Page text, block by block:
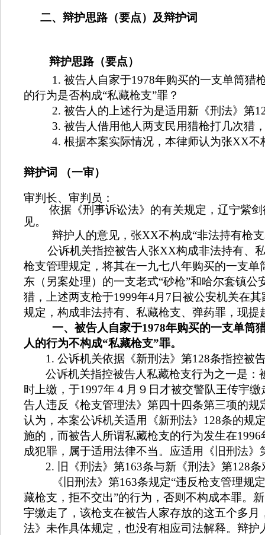
二、辩护思路（要点）及辩护词
辩护思路（要点）
1. 被告人自家于1978年购买的一支单筒猎
的行为是否构成“私藏枪支”罪？
2. 被告人的上述行为是适用新《刑法》 第
3. 被告人借用他人两支民用猎枪打几次猎
4. 根据本案实际情况，本律师认为张XX不
辩护词 （一审）
审判长、审判员：
依据《刑事诉讼法》的有关规定，辽宁紫
见。
辩护人的意见，张XX不构成“非法持有枪
公诉机关指控被告人张XX构成非法持有、
枪支管理规定，将其在一九七八年购买的一支单
东（另案处理）的一支老式“砂枪”和哈尔套镇
猎，上述两支枪于1999年4月 7 日被公安机关在
规定，构成非法持有、私藏枪支、弹药罪，现提
一、被告人自家于1978年购买的一支单筒
人的行为不构成“私藏枪支”罪。
1.公诉机关依据《新刑法》第128条指控被
公诉机关指控被告人私藏枪支行为之一是：
时上缴，于1997年４月９日才被交警队王传宇
告人违反《枪支管理法》第四十四条第三项的规
认为，本案公诉机关适用《新刑法》 128条的规
施的，而被告人所谓私藏枪支的行为发生在1996
成犯罪，属于适用法律不当。应适用《旧刑法》
2.
旧《刑法》第163条与新《刑法》第128条
《旧刑法》第163条规定“违反枪支管理规
藏枪支，拒不交出”的行为，否则不构成本罪。
宇缴走了，该枪支在被告人家存放的这五个多
法》未作具体规定，也没有相应司法解释。辩护